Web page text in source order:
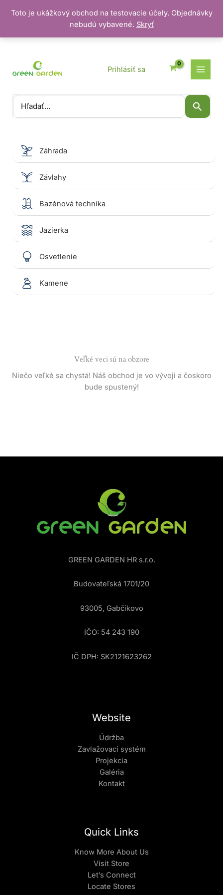
Toto je ukážkový obchod na testovacie účely. Objednávky
nebudú vybavené. Skryť
Vyhľadať:
Prihlásiť sa
Záhrada
Závlahy
Bazénová technika
Jazierka
Osvetlenie
Kamene
Veľké veci sú na obzore
Niečo veľké sa chystá! Náš obchod je vo vývoji a čoskoro
bude spustený!
GREEN GARDEN HR s.r.o.
Budovateľská 1701/20
93005, Gabčíkovo
IČO: 54 243 190
IČ DPH: SK2121623262
Website
Údržba
Zavlažovací systém
Projekcia
Galéria
Kontakt
Quick Links
Know More About Us
Visit Store
Let’s Connect
Locate Stores